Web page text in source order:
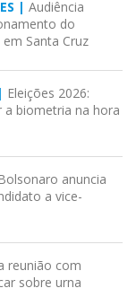
| Audiência
do
Santa Cruz
Eleições 2026:
a biometria na hora
anuncia
a vice-
reunião com
sobre urna